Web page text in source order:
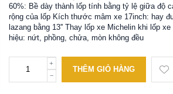
60%: Bề dày thành lốp tính bằng tỷ lệ giữa độ
rộng của lốp Kích thước mâm xe 17inch: hay
lazang bằng 13'' Thay lốp xe Michelin khi lốp
hiệu: nứt, phồng, chửa, mòn không đều
THÊM GIỎ HÀNG